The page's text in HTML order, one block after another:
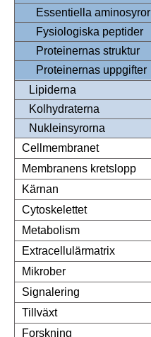
Essentiella aminosyror
Fysiologiska peptider
Proteinernas struktur
Proteinernas uppgifter
Lipiderna
Kolhydraterna
Nukleinsyrorna
Cellmembranet
Membranens kretslopp
Kärnan
Cytoskelettet
Metabolism
Extracellulärmatrix
Mikrober
Signalering
Tillväxt
Forskning